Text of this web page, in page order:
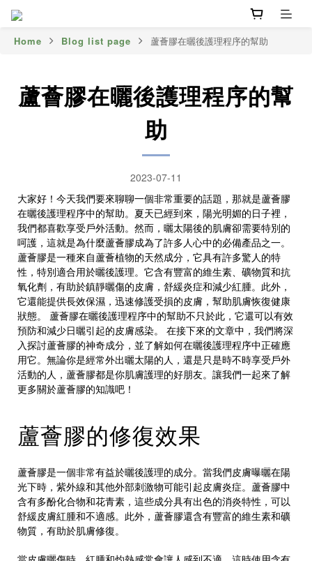
Home Blog list page 蘆薈膠在曬後護理程序的幫助
蘆薈膠在曬後護理程序的幫
助
2023-07-11
大家好！今天我們要來聊聊一個非常重要的話題，那就是蘆薈膠
在曬後護理程序中的幫助。夏天已經到來，陽光明媚的日子裡，
我們都喜歡享受戶外活動。然而，曬太陽後的肌膚卻需要特別的
呵護，這就是為什麼蘆薈膠成為了許多人心中的必備產品之一。
蘆薈膠是一種來自蘆薈植物的天然成分，它具有許多驚人的特
性，特別適合用於曬後護理。它含有豐富的維生素、礦物質和抗
氧化劑，有助於鎮靜曬傷的皮膚，舒緩炎症和減少紅腫。此外，
它還能提供長效保濕，迅速修護受損的皮膚，幫助肌膚恢復健康
狀態。 蘆薈膠在曬後護理程序中的幫助不只於此，它還可以有效
預防和減少日曬引起的皮膚感染。 在接下來的文章中，我們將深
入探討蘆薈膠的神奇成分，並了解如何在曬後護理程序中正確應
用它。無論你是經常外出曬太陽的人，還是只是時不時享受戶外
活動的人，蘆薈膠都是你肌膚護理的好朋友。讓我們一起來了解
更多關於蘆薈膠的知識吧！
蘆薈膠的修復效果
蘆薈膠是一個非常有益於曬後護理的成分。當我們皮膚曝曬在陽
光下時，紫外線和其他外部刺激物可能引起皮膚炎症。蘆薈膠中
含有多酚化合物和花青素，這些成分具有出色的消炎特性，可以
舒緩皮膚紅腫和不適感。此外，蘆薈膠還含有豐富的維生素和礦
物質，有助於肌膚修復。